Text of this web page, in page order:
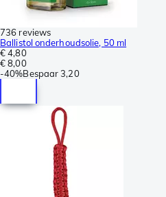
736 reviews
Ballistol onderhoudsolie, 50 ml
€ 4,80
€ 8,00
-40%Bespaar 3,20